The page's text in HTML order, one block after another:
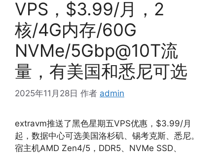
VPS，$3.99/月，2
核/4G内存/60G
NVMe/5Gbp@10T流
量，有美国和悉尼可选
2025年11月28日 作者 admin
extravm推送了黑色星期五VPS优惠，$3.99/月
起，数据中心可选美国洛杉矶、锡考克斯、悉尼。
宿主机AMD Zen4/5，DDR5、NVMe SSD、